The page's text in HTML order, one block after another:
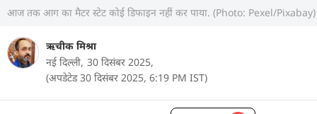
आज तक आग का मैटर स्टेट कोई डिफाइन नहीं कर पाया. (Photo: Pexel/Pixabay)
ऋचीक मिश्रा
नई दिल्ली, 30 दिसंबर 2025,
(अपडेटेड 30 दिसंबर 2025, 6:19 PM IST)